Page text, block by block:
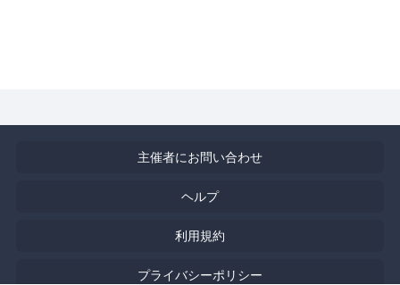
主催者にお問い合わせ
ヘルプ
利用規約
プライバシーポリシー